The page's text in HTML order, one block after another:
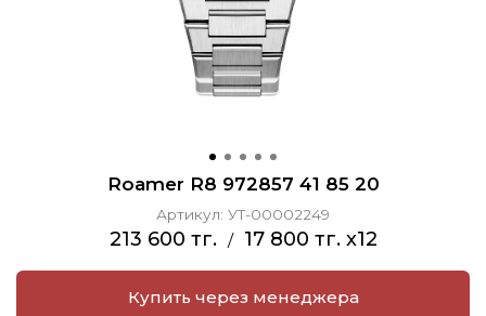
Roamer R8 972857 41 85 20
Артикул: УТ-00002249
213 600 тг. / 17 800 тг. x12
Купить через менеджера